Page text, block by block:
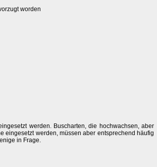
worden
werden. Buscharten, die hochwachsen, aber
eingesetzt werden, müssen aber entsprechend häufig
in Frage.